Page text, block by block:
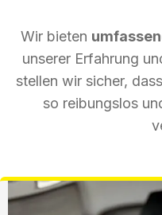
Wir bieten
unserer Erfahrung
stellen wir sicher,
so reibungslos